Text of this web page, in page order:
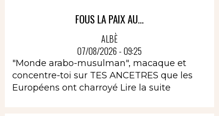
FOUS LA PAIX AU...
ALBÈ
07/08/2026 - 09:25
"Monde arabo-musulman", macaque et
concentre-toi sur TES ANCETRES que les
Européens ont charroyé Lire la suite